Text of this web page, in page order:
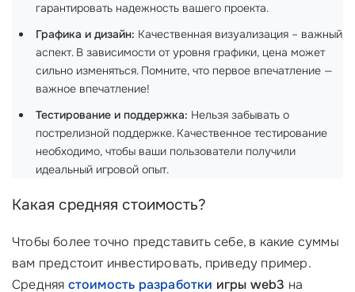
гарантировать надежность вашего проекта.
Графика и дизайн: Качественная визуализация – важный
аспект. В зависимости от уровня графики, цена может
сильно изменяться. Помните, что первое впечатление —
важное впечатление!
Тестирование и поддержка: Нельзя забывать о
пострелизной поддержке. Качественное тестирование
необходимо, чтобы ваши пользователи получили
идеальный игровой опыт.
Какая средняя стоимость?
Чтобы более точно представить себе, в какие суммы
вам предстоит инвестировать, приведу пример.
Средняя стоимость разработки игры web3 на